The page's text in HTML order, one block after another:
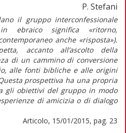
P. Stefani
il gruppo interconfessionale
ebraico significa «ritorno,
anche «risposta»).
accanto all’ascolto della
di un cammino di conversione
alle fonti bibliche e alle origini
prospettiva ha una propria
gli obiettivi del gruppo in modo
di amicizia o di dialogo
Articolo, 15/01/2015, pag. 23